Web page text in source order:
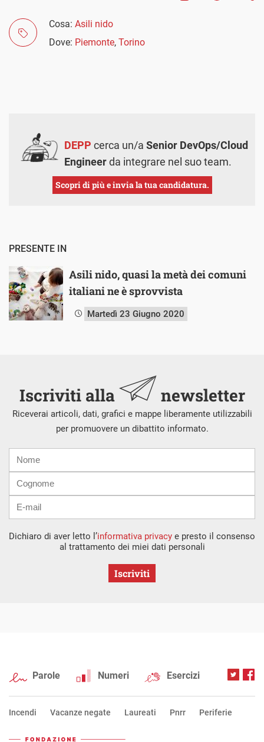
Cosa: Asili nido
Dove: Piemonte, Torino
DEPP cerca un/a Senior DevOps/Cloud
Engineerda integrare nel suo team.
Scopri di più e invia la tua candidatura.
PRESENTE IN
Asili nido, quasi la metà dei comuni
italiani ne è sprovvista
Martedì 23 Giugno 2020
Iscriviti alla newsletter
Riceverai articoli, dati, grafici e mappe liberamente utilizzabili
per promuovere un dibattito informato.
mail
Dichiaro di aver letto l’informativa privacy e presto il consenso
al trattamento dei miei dati personali
Iscriviti
Parole Numeri Esercizi
Incendi Vacanze negate Laureati Pnrr Periferie